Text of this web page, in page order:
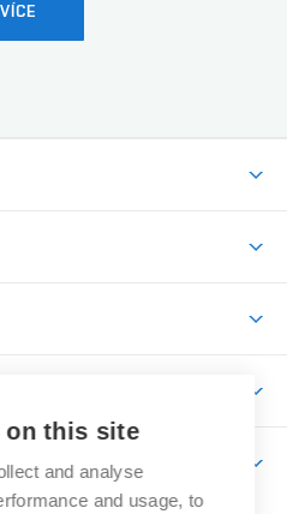
VÍCE
činnost
on this site
and analyse
and usage, to